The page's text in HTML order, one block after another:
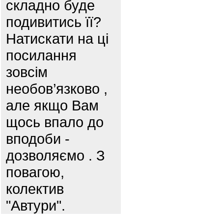
складно буде
подивитись її?
Натискати на ці
посилання
зовсім
необов’язково ,
але якщо Вам
щось впало до
вподоби -
дозволяємо . З
повагою,
колектив
"Автури".